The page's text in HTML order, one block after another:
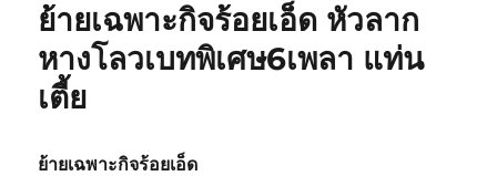
อุดรธานี
ลาก
แท่น
ย้ายเฉพาะกิจร้อยเอ็ด หัวลาก
หางโลวเบทพิเศษ6เพลา แท่น
เตี้ย
ย้ายเฉพาะกิจร้อยเอ็ด